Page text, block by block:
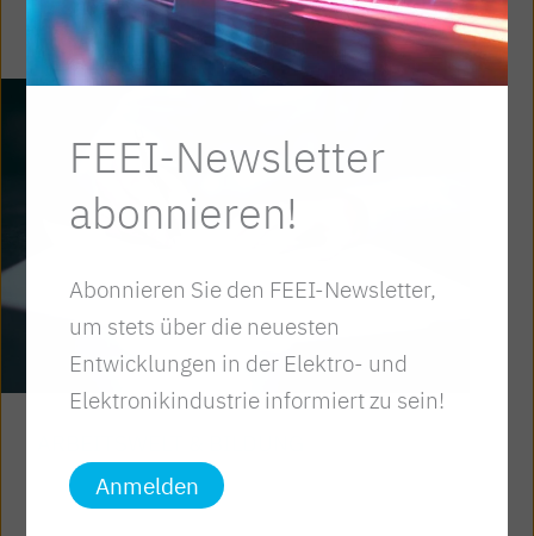
Kollektivvertrag 2026 – Informationen
FEEI-Newsletter
abonnieren!
Abonnieren Sie den FEEI-Newsletter,
um stets über die neuesten
Entwicklungen in der Elektro- und
Elektronikindustrie informiert zu sein!
Anmelden